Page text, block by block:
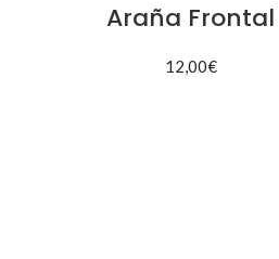
Araña Frontal
12,00€